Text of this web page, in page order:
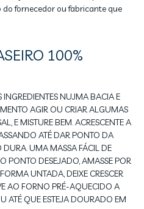
fornecedor ou fabricante que
100%
INGREDIENTES NUJMA BACIA E
AGIR OU CRIAR ALGUMAS
E MISTURE BEM. ACRESCENTE A
ATÉ DAR PONTO DA
UMA MASSA FÁCIL DE
PONTO DESEJADO, AMASSE POR
UNTADA, DEIXE CRESCER
AO FORNO PRÉ-AQUECIDO A
ATÉ QUE ESTEJA DOURADO EM